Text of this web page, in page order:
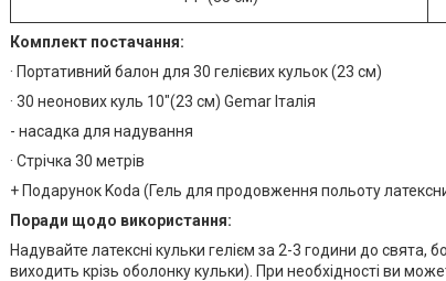
Комплект постачання:
· Портативний балон для 30 гелієвих кульок (23 см)
· 30 неонових куль 10"(23 см) Gemar Італія
- насадка для надування
· Стрічка 30 метрів
+ Подарунок Koda (Гель для продовження польоту
Поради щодо використання:
Надувайте латексні кульки гелієм за 2-3 години до свята,
виходить крізь оболонку кульки). При необхідності ви